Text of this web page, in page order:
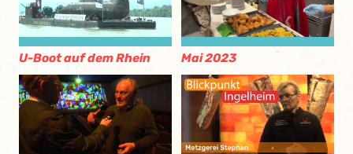
U-Boot auf dem Rhein Mai 2023